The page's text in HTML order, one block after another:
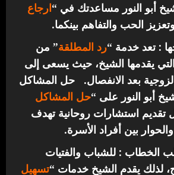
أبو النور مساعدتك في “ارجاع
الحب والتفاهم بينكما.
: تعد خدمة “رد المطلقة” من
يقدمها الشيخ، حيث يسعى إلى
بعد الانفصال.
حل المشاكل
أبو النور على “حل المشاكل
تقديم استشارات روحانية تهدف
بين أفراد الأسرة.
الخطاب : للشباب والفتيات
لذلك يقدم الشيخ خدمات “تسهيل